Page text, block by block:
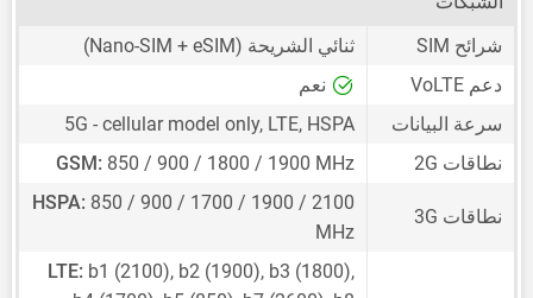
شرائح SIM
ثنائي الشريحة (Nano-SIM + eSIM)
دعم VoLTE
نعم
سرعة البيانات
5G - cellular model only, LTE, HSPA
نطاقات 2G
GSM: 850 / 900 / 1800 / 1900 MHz
نطاقات 3G
HSPA: 850 / 900 / 1700 / 1900 / 2100
MHz
LTE: b1 (2100), b2 (1900), b3 (1800),